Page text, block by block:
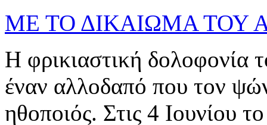
ΜΕ ΤΟ ΔΙΚΑΙΩΜΑ ΤΟΥ
Η φρικιαστική δολοφονία
έναν αλλοδαπό που τον
ηθοποιός. Στις 4 Ιουνίου